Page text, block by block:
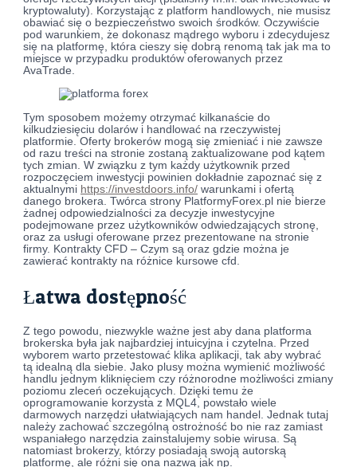
kryptowaluty). Korzystając z platform handlowych, nie musisz
obawiać się o bezpieczeństwo swoich środków. Oczywiście
pod warunkiem, że dokonasz mądrego wyboru i zdecydujesz
się na platformę, która cieszy się dobrą renomą tak jak ma to
miejsce w przypadku produktów oferowanych przez
AvaTrade.
Tym sposobem możemy otrzymać kilkanaście do
kilkudziesięciu dolarów i handlować na rzeczywistej
platformie. Oferty brokerów mogą się zmieniać i nie zawsze
od razu treści na stronie zostaną zaktualizowane pod kątem
tych zmian. W związku z tym każdy użytkownik przed
rozpoczęciem inwestycji powinien dokładnie zapoznać się z
aktualnymi https://investdoors.info/ warunkami i ofertą
danego brokera. Twórca strony PlatformyForex.pl nie bierze
żadnej odpowiedzialności za decyzje inwestycyjne
podejmowane przez użytkowników odwiedzających stronę,
oraz za usługi oferowane przez prezentowane na stronie
firmy. Kontrakty CFD – Czym są oraz gdzie można je
zawierać kontrakty na różnice kursowe cfd.
Łatwa dostępność
Z tego powodu, niezwykle ważne jest aby dana platforma
brokerska była jak najbardziej intuicyjna i czytelna. Przed
wyborem warto przetestować klika aplikacji, tak aby wybrać
tą idealną dla siebie. Jako plusy można wymienić możliwość
handlu jednym kliknięciem czy różnorodne możliwości zmiany
poziomu zleceń oczekujących. Dzięki temu że
oprogramowanie korzysta z MQL4, powstało wiele
darmowych narzędzi ułatwiających nam handel. Jednak tutaj
należy zachować szczególną ostrożność bo nie raz zamiast
wspaniałego narzędzia zainstalujemy sobie wirusa. Są
natomiast brokerzy, którzy posiadają swoją autorską
platformę, ale różni się ona nazwą jak np.